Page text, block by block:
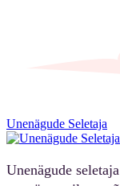
Unenägude Seletaja
Unenägude